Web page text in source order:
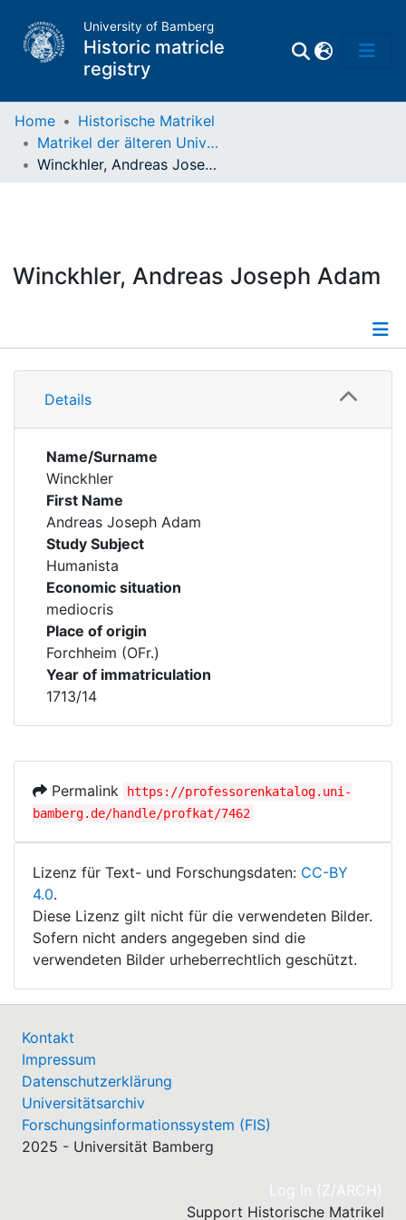
University of Bamberg
Historic matricle
registry
Matrikel
Home
Historische Matrikel
Matrikel der älteren Universität
Winckhler, Andreas Joseph Adam
Winckhler, Andreas Joseph Adam
Details
Details
Name/Surname
Winckhler
First Name
Andreas Joseph Adam
Study Subject
Humanista
Economic situation
mediocris
Place of origin
Forchheim (OFr.)
Year of immatriculation
1713/14
Permalink
https://professorenkatalog.uni-
bamberg.de/handle/profkat/7462
Lizenz für Text- und Forschungsdaten: CC-BY
4.0.
Diese Lizenz gilt nicht für die verwendeten Bilder.
Sofern nicht anders angegeben sind die
verwendeten Bilder urheberrechtlich geschützt.
Kontakt
Impressum
Datenschutzerklärung
Universitätsarchiv
Forschungsinformationssystem (FIS)
2025 - Universität Bamberg
Log In (Z/ARCH)
Support Historische Matrikel